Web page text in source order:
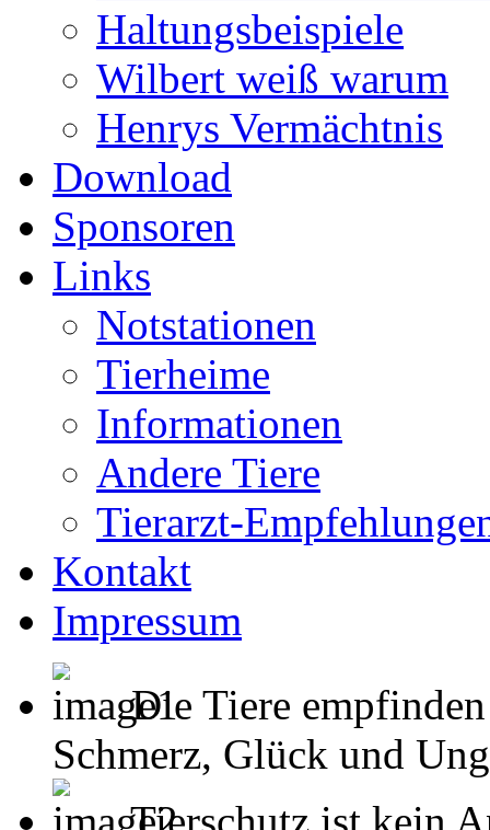
Haltungsbeispiele
Wilbert weiß warum
Henrys Vermächtnis
Download
Sponsoren
Links
Notstationen
Tierheime
Informationen
Andere Tiere
Tierarzt-
Kontakt
Impressum
Die Tiere
Schmerz, Glück und